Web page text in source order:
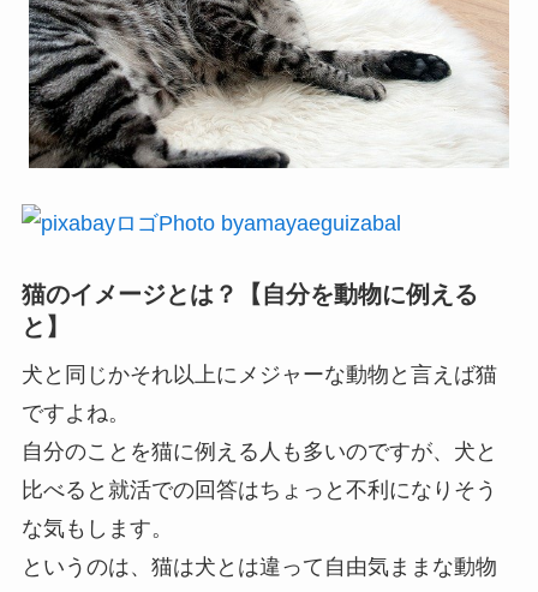
Photo byamayaeguizabal
猫のイメージとは？【自分を動物に例える
と】
犬と同じかそれ以上にメジャーな動物と言えば猫
ですよね。
自分のことを猫に例える人も多いのですが、犬と
比べると就活での回答はちょっと不利になりそう
な気もします。
というのは、猫は犬とは違って自由気ままな動物